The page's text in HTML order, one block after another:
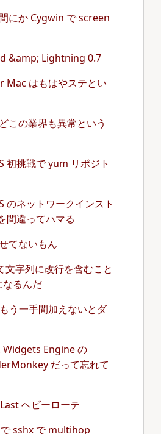
にか Cygwin で screen
&amp; Lightning 0.7
Mac はもはやステとい
この業界も異常という
初挑戦で yum リポジト
のネットワークインスト
間違ってハマる
てないもん
文字列に改行を含むこと
なるんだ
う一手間加えないとダ
Widgets Engine の
だって忘れて
ヘビーローテ
sshx で multihop